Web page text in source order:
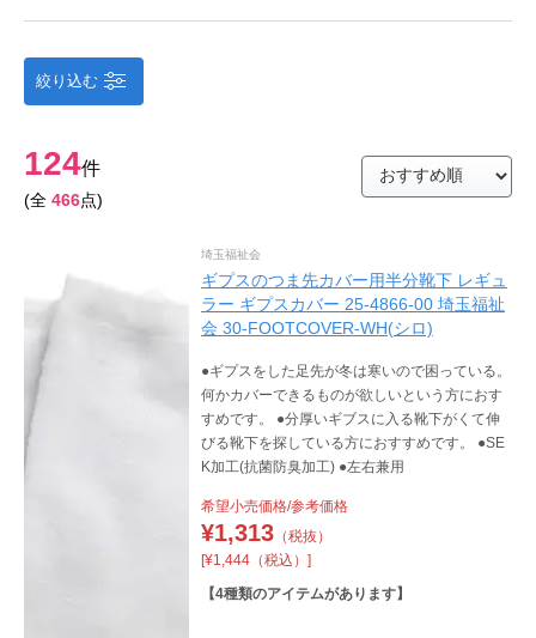
絞り込む
124件
(全 466点)
埼玉福祉会
ギプスのつま先カバー用半分靴下 レギュ
ラー ギプスカバー 25-4866-00 埼玉福祉
会 30-FOOTCOVER-WH(シロ)
●ギプスをした足先が冬は寒いので困っている。
何かカバーできるものが欲しいという方におす
すめです。 ●分厚いギブスに入る靴下がくて伸
びる靴下を探している方におすすめです。 ●SE
K加工(抗菌防臭加工) ●左右兼用
希望小売価格/参考価格
¥1,313（税抜）
[¥1,444（税込）]
【4種類のアイテムがあります】